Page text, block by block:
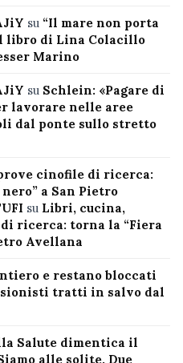
su “Il mare non porta
libro di Lina Colacillo
Marino
su Schlein: «Pagare di
lavorare nelle aree
dal ponte sullo stretto
cinofile di ricerca:
a San Pietro
su Libri, cucina,
ricerca: torna la “Fiera
Avellana
e restano bloccati
tratti in salvo dal
Salute dimentica il
alle solite. Due